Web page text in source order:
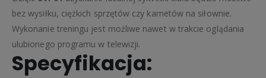
bez wysiłku, ciężkich sprzętów czy karnetów na siłownie.
Wykonanie treningu jest możliwe nawet w trakcie oglądania
ulubionego programu w telewizji.
Specyfikacja: